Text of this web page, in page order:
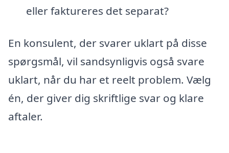
eller faktureres det separat?
En konsulent, der svarer uklart på disse
spørgsmål, vil sandsynligvis også svare
uklart, når du har et reelt problem. Vælg
én, der giver dig skriftlige svar og klare
aftaler.